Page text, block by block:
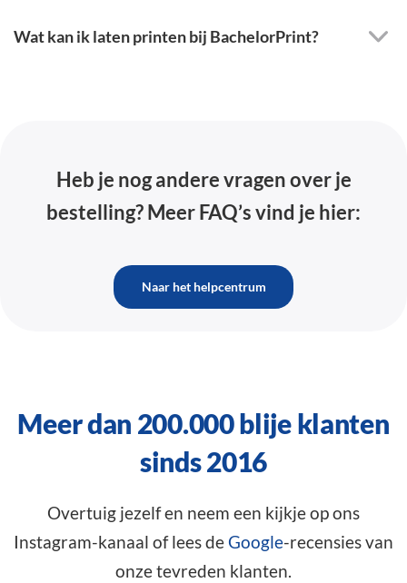
Wat kan ik laten printen bij BachelorPrint?
Heb je nog andere vragen over je
bestelling? Meer FAQ’s vind je hier:
Naar het helpcentrum
Meer dan 200.000 blije klanten
sinds 2016
Overtuig jezelf en neem een kijkje op ons
Instagram-kanaal of lees deGoogle-recensies van
onze tevreden klanten.